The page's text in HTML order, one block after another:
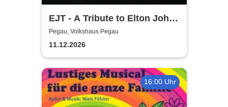
EJT - A Tribute to Elton John /
Wonderful Crazy Night
Pegau, Volkshaus Pegau
11.12.2026
16:00 Uhr